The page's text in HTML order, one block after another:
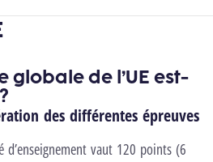
globale de l’UE est-
des différentes épreuves
d’enseignement vaut 120 points (6